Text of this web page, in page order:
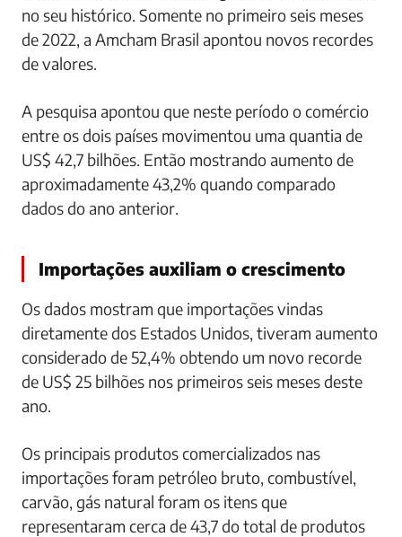
no seu histórico. Somente no primeiro seis meses
de 2022, a Amcham Brasil apontou novos recordes
de valores.
A pesquisa apontou que neste período o comércio
entre os dois países movimentou uma quantia de
US$ 42,7 bilhões. Então mostrando aumento de
aproximadamente 43,2% quando comparado
dados do ano anterior.
Importações auxiliam o crescimento
Os dados mostram que importações vindas
diretamente dos Estados Unidos, tiveram aumento
considerado de 52,4% obtendo um novo recorde
de US$ 25 bilhões nos primeiros seis meses deste
ano.
Os principais produtos comercializados nas
importações foram petróleo bruto, combustível,
carvão, gás natural foram os itens que
representaram cerca de 43,7 do total de produtos